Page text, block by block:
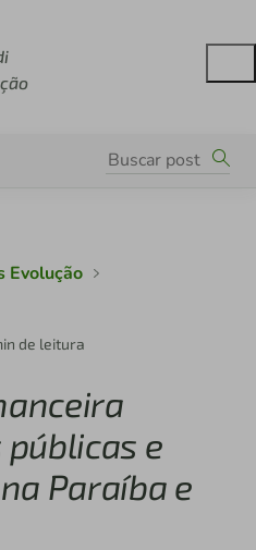
Evolução
de leitura
e
Paraíba e